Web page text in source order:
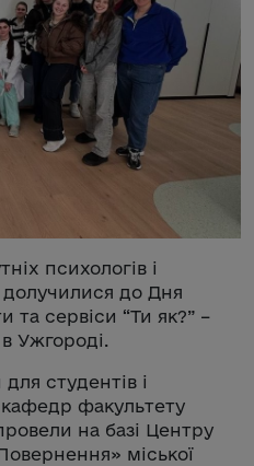
психологів і
долучилися до Дня
та сервіси “Ти як?” –
Ужгороді.
студентів і
факультету
на базі Центру
міської